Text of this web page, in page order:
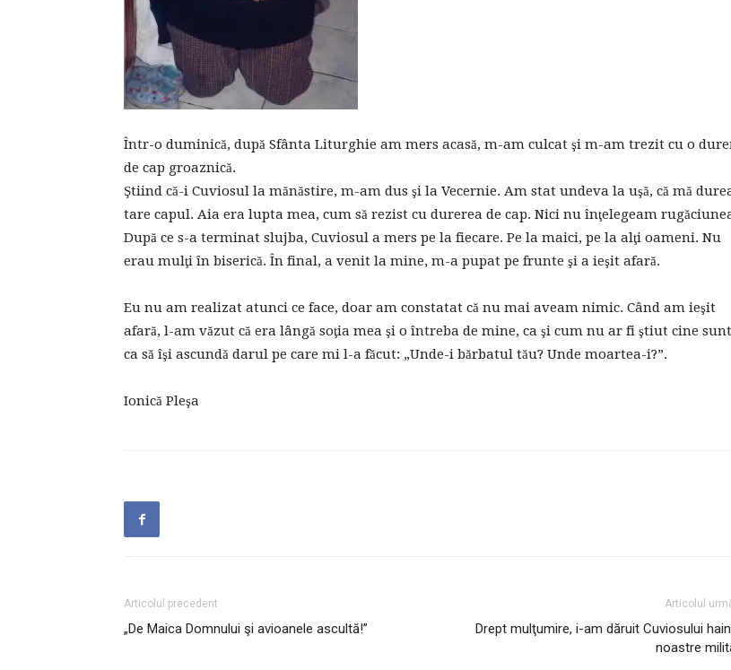
Într-o duminică, după Sfânta Liturghie am mers acasă, m-am culcat şi m-am trezit cu o
de cap groaznică.
Ştiind că-i Cuviosul la mănăstire, m-am dus şi la Vecernie. Am stat undeva la uşă, că mă
tare capul. Aia era lupta mea, cum să rezist cu durerea de cap. Nici nu înţelegeam
După ce s-a terminat slujba, Cuviosul a mers pe la fiecare. Pe la maici, pe la alţi oameni. Nu
erau mulţi în biserică. În final, a venit la mine, m-a pupat pe frunte şi a ieşit afară.
Eu nu am realizat atunci ce face, doar am constatat că nu mai aveam nimic. Când am ieşit
afară, l-am văzut că era lângă soţia mea şi o întreba de mine, ca şi cum nu ar fi ştiut cine
ca să îşi ascundă darul pe care mi l-a făcut: „Unde-i bărbatul tău? Unde moartea-i?”.
Ionică Pleşa
Articolul precedent
„De Maica Domnului şi avioanele ascultă!”
Articolul
Drept mulţumire, i-am dăruit Cuviosului
noastre